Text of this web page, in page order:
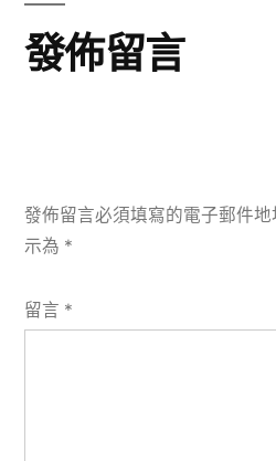
發佈留言
發佈留言必須填寫的電子郵件地
示為 *
留言 *